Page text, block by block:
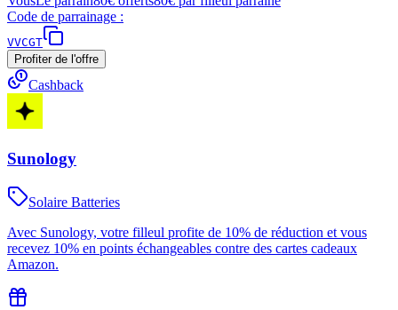
Code de parrainage :
VVCGT
Profiter de l'offre
Cashback
Sunology
Solaire Batteries
Avec Sunology, votre filleul profite de 10% de réduction et vous
recevez 10% en points échangeables contre des cartes cadeaux
Amazon.